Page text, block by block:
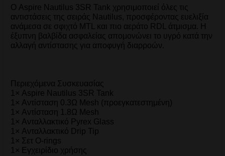
Ο Aspire Nautilus 3SR Tank χρησιμοποιεί όλες τις
αντιστάσεις της σειράς Nautilus, προσφέροντας ευελιξία
ανάμεσα σε σφιχτό MTL και πιο αεράτο RDL άτμισμα. Η
έξυπνη βαλβίδα ασφαλείας απομονώνει το υγρό κατά την
αλλαγή αντίστασης για αποφυγή διαρροών.
Περιεχόμενα Συσκευασίας
1× Aspire Nautilus 3SR Tank
1× Αντίσταση 0.3Ω Mesh (προεγκατεστημένη)
1× Αντίσταση 1.8Ω Mesh
1× Ανταλλακτικό Pyrex Glass
1× Ανταλλακτικό Drip Tip
1× Σετ O-rings
1× Εγχειρίδιο χρήσης